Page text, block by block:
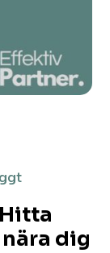
dig